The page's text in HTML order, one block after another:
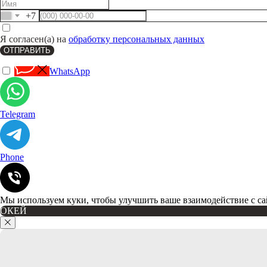
+7
Я согласен(а) на обработку персональных данных
ОТПРАВИТЬ
WhatsApp
Telegram
Phone
Мы используем куки, чтобы улучшить ваше взаимодействие с
OКЕЙ